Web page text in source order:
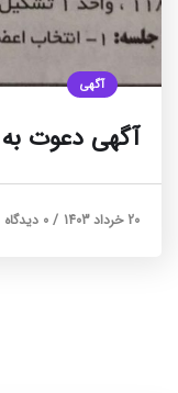
آگهی
آگهی دعوت
20 خرداد 1403 / 0 دیدگاه